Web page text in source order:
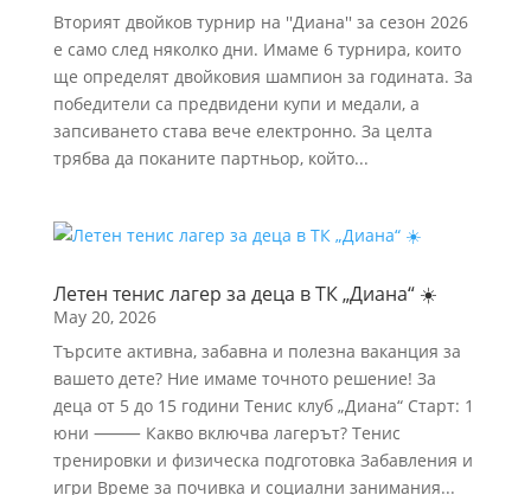
Вторият двойков турнир на ''Диана'' за сезон 2026
е само след няколко дни. Имаме 6 турнира, които
ще определят двойковия шампион за годината. За
победители са предвидени купи и медали, а
запсиването става вече електронно. За целта
трябва да поканите партньор, който...
Летен тенис лагер за деца в ТК „Диана“ ☀️
May 20, 2026
Търсите активна, забавна и полезна ваканция за
вашето дете? Ние имаме точното решение! За
деца от 5 до 15 години Тенис клуб „Диана“ Старт: 1
юни ⸻ Какво включва лагерът? Тенис
тренировки и физическа подготовка Забавления и
игри Време за почивка и социални занимания...